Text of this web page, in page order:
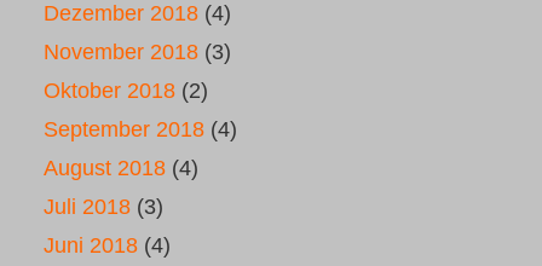
Dezember 2018 (4)
November 2018 (3)
Oktober 2018 (2)
September 2018 (4)
August 2018 (4)
Juli 2018 (3)
Juni 2018 (4)